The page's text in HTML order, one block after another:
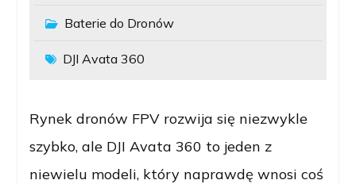
Baterie do Dronów
DJI Avata 360
Rynek dronów FPV rozwija się niezwykle
szybko, ale DJI Avata 360 to jeden z
niewielu modeli, który naprawdę wnosi coś